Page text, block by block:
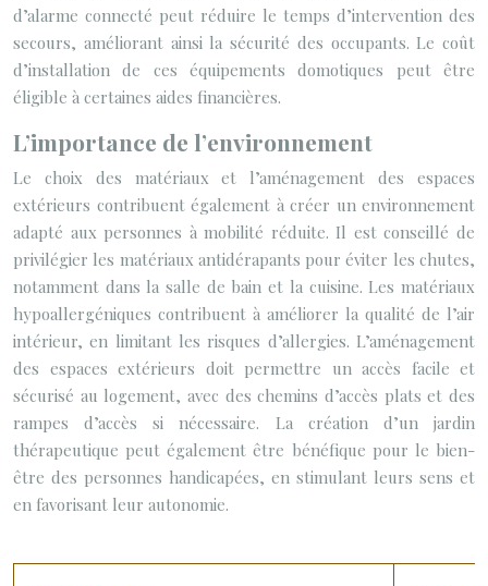
d’alarme connecté peut réduire le temps d’intervention des
secours, améliorant ainsi la sécurité des occupants. Le coût
d’installation de ces équipements domotiques peut être
éligible à certaines aides financières.
L’importance de l’environnement
Le choix des matériaux et l’aménagement des espaces
extérieurs contribuent également à créer un environnement
adapté aux personnes à mobilité réduite. Il est conseillé de
privilégier les matériaux antidérapants pour éviter les chutes,
notamment dans la salle de bain et la cuisine. Les matériaux
hypoallergéniques contribuent à améliorer la qualité de l’air
intérieur, en limitant les risques d’allergies. L’aménagement
des espaces extérieurs doit permettre un accès facile et
sécurisé au logement, avec des chemins d’accès plats et des
rampes d’accès si nécessaire. La création d’un jardin
thérapeutique peut également être bénéfique pour le bien-
être des personnes handicapées, en stimulant leurs sens et
en favorisant leur autonomie.